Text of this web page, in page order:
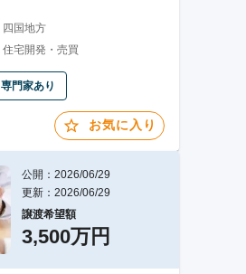
四国地方
住宅開発・売買
専門家あり
お気に入り
公開：2026/06/29
更新：2026/06/29
譲渡希望額
3,500万円